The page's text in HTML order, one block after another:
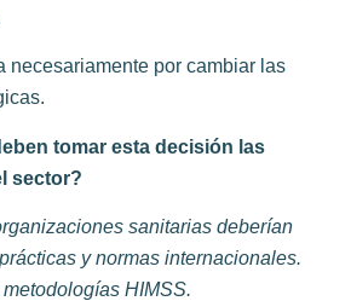
necesariamente por cambiar las
tomar esta decisión las
sector?
sanitarias deberían
y normas internacionales.
HIMSS.